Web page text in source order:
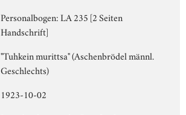
Personalbogen: LA 235 [2 Seiten
Handschrift]
"Tuhkein murittsa" (Aschenbrödel männl.
Geschlechts)
1923-10-02